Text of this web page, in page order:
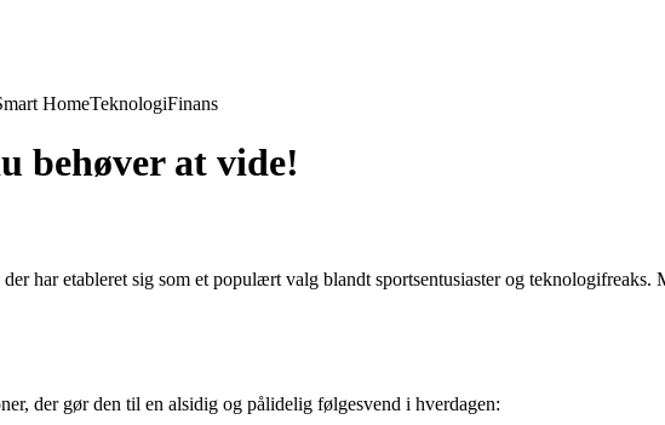
HomeTeknologiFinans
behøver at vide!
har etableret sig som et populært valg blandt sportsentusiaster og
der gør den til en alsidig og pålidelig følgesvend i hverdagen: